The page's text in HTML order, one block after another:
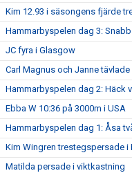
Kim 12.93 i säsongens fjärde
Hammarbyspelen dag 3:
JC fyra i Glasgow
Carl Magnus och Janne
Hammarbyspelen dag 2: Häck
Ebba W 10:36 på 3000m i USA
Hammarbyspelen dag 1: Åsa
Kim Wingren trestegspersade i
Matilda persade i viktkastning